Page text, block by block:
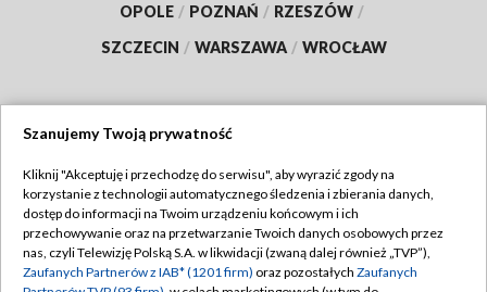
OPOLE / POZNAŃ / RZESZÓW /
SZCZECIN / WARSZAWA / WROCŁAW
TVP
Abonament TVP
Emisja w TVP
Regulamin TVP
Polityka prywatności
Szanujemy Twoją prywatność
Kliknij "Akceptuję i przechodzę do serwisu", aby wyrazić zgody na
korzystanie z technologii automatycznego śledzenia i zbierania danych,
dostęp do informacji na Twoim urządzeniu końcowym i ich
przechowywanie oraz na przetwarzanie Twoich danych osobowych przez
nas, czyli Telewizję Polską S.A. w likwidacji (zwaną dalej również „TVP”),
Zaufanych Partnerów z IAB* (1201 firm) oraz pozostałych Zaufanych